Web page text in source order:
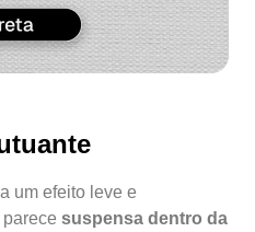
um efeito leve e
suspensa dentro da